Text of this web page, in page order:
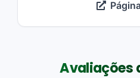
Avaliações